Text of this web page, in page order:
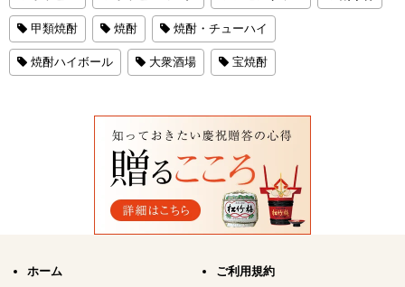
甲類焼酎 焼酎 焼酎・チューハイ
焼酎ハイボール 大衆酒場 宝焼酎
ホーム ご利用規約